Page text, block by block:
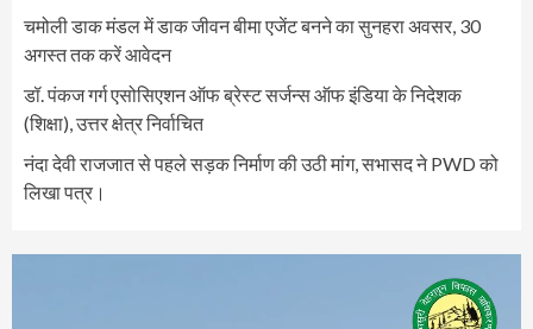
चमोली डाक मंडल में डाक जीवन बीमा एजेंट बनने का सुनहरा अवसर, 30
अगस्त तक करें आवेदन
डॉ. पंकज गर्ग एसोसिएशन ऑफ ब्रेस्ट सर्जन्स ऑफ इंडिया के निदेशक
(शिक्षा), उत्तर क्षेत्र निर्वाचित
नंदा देवी राजजात से पहले सड़क निर्माण की उठी मांग, सभासद ने PWD को
लिखा पत्र।